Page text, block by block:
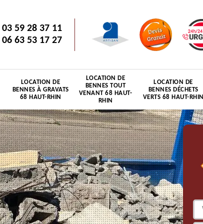
03 59 28 37 11
06 63 53 17 27
LOCATION DE
BENNES À GRAVATS
68 HAUT-RHIN
LOCATION DE
BENNES TOUT
VENANT 68 HAUT-
RHIN
LOCATION DE
BENNES DÉCHETS
VERTS 68 HAUT-RHIN